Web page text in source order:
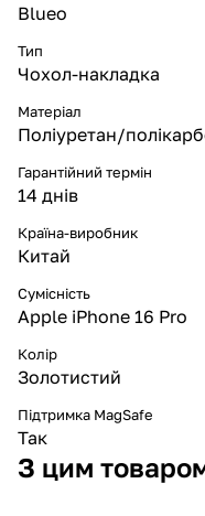
Blueo
Тип
Чохол-накладка
Матеріал
Поліуретан/
Гарантійний термін
14 днів
Країна-виробник
Китай
Сумісність
Apple iPhone 16 Pro
Колір
Золотистий
Підтримка MagSafe
Так
З цим